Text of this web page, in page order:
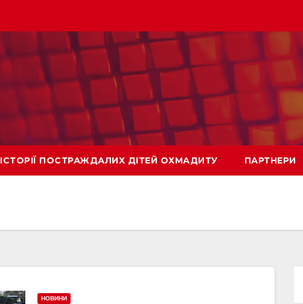
ІСТОРІЇ ПОСТРАЖДАЛИХ ДІТЕЙ ОХМАДИТУ ПАРТНЕРИ
НОВИНИ